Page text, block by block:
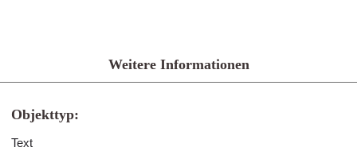
Weitere Informationen
Objekttyp:
Text